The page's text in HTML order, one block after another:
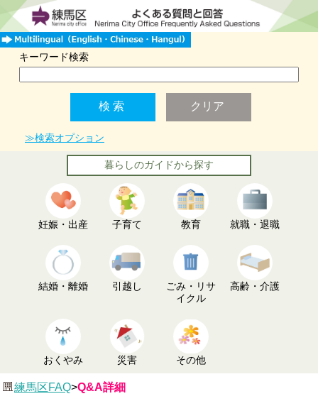
キーワード検索
≫検索オプション
暮らしのガイドから探す
妊娠・出産 子育て 教育 就職・退職
結婚・離婚 引越し
ごみ・リサ
イクル
高齢・介護
おくやみ 災害 その他
練馬区FAQ>Q&A詳細